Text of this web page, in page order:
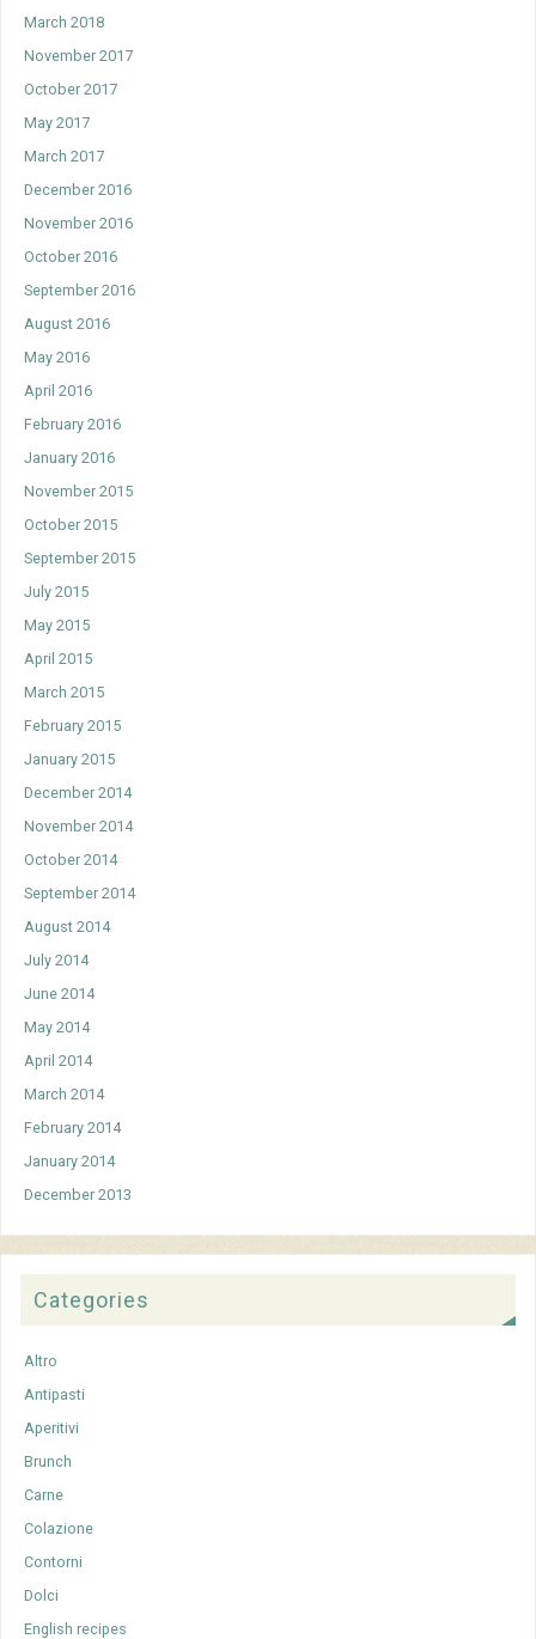
March 2018
November 2017
October 2017
May 2017
March 2017
December 2016
November 2016
October 2016
September 2016
August 2016
May 2016
April 2016
February 2016
January 2016
November 2015
October 2015
September 2015
July 2015
May 2015
April 2015
March 2015
February 2015
January 2015
December 2014
November 2014
October 2014
September 2014
August 2014
July 2014
June 2014
May 2014
April 2014
March 2014
February 2014
January 2014
December 2013
Categories
Altro
Antipasti
Aperitivi
Brunch
Carne
Colazione
Contorni
Dolci
English recipes